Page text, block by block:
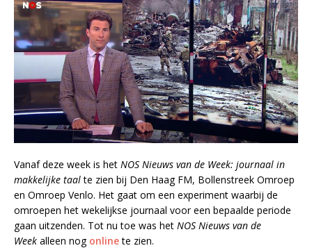
Vanaf deze week is het NOS Nieuws van de Week: journaal in
makkelijke taalte zien bij Den Haag FM, Bollenstreek Omroep
en Omroep Venlo. Het gaat om een experiment waarbij de
omroepen het wekelijkse journaal voor een bepaalde periode
gaan uitzenden. Tot nu toe was het NOS Nieuws van de
Week alleen nog onlinete zien.